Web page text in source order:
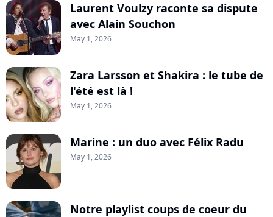
Laurent Voulzy raconte sa dispute
avec Alain Souchon
May 1, 2026
Zara Larsson et Shakira : le tube de
l'été est là !
May 1, 2026
Marine : un duo avec Félix Radu
May 1, 2026
Notre playlist coups de coeur du